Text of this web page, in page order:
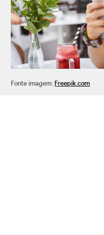
Fonte imagem: Freepik.com